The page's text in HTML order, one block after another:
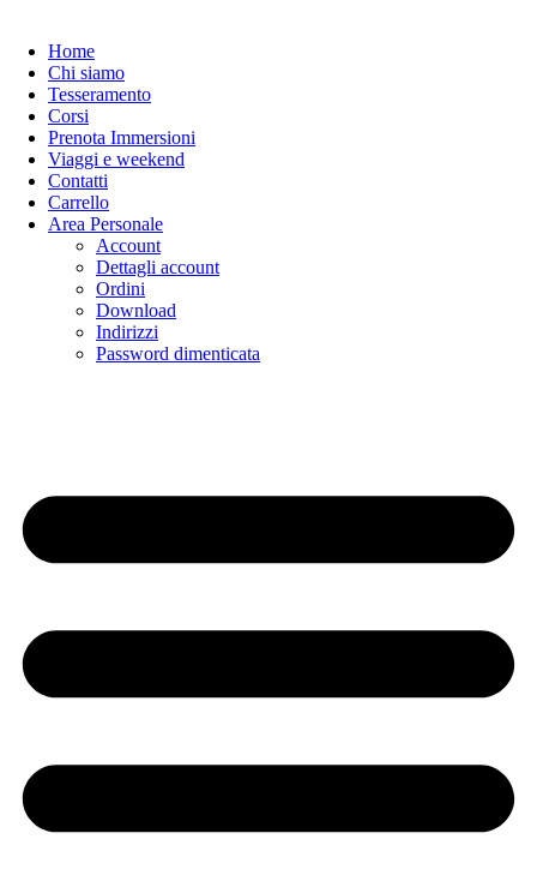
contenuto
Home
Chi siamo
Tesseramento
Corsi
Prenota Immersioni
Viaggi e weekend
Contatti
Carrello
Area Personale
Account
Dettagli account
Ordini
Download
Indirizzi
Password dimenticata